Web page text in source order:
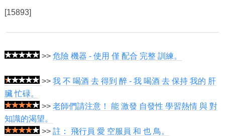
[15893]
>> 危險 機器 - 使用 僅 配合 完整 訓練。
>> 我 不 喝酒 去 得到 醉 - 我 喝酒 去 保持 我的 肝
臟 忙碌。
>> 老師們請注意！ 能 激發 自發性 學習熱情 與 對
知識的渴望。
>> 註： 飛行員 愛 空服員 和 也 鳥。